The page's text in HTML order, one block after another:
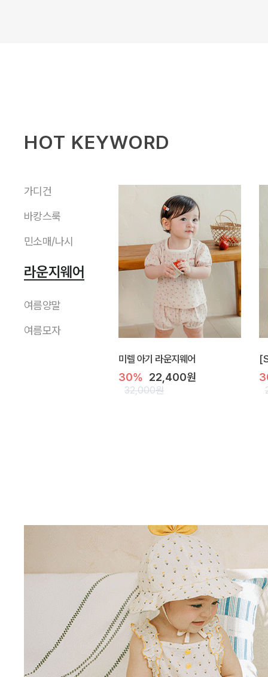
HOT KEYWORD
가디건
바캉스룩
민소매/나시
라운지웨어
여름양말
여름모자
미렐 아기 라운지웨어
30% 22,400원
32,000원